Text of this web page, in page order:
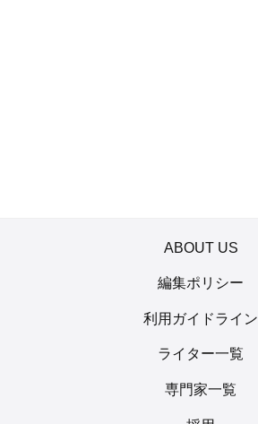
ABOUT US
編集ポリシー
利用ガイドライン
ライター一覧
専門家一覧